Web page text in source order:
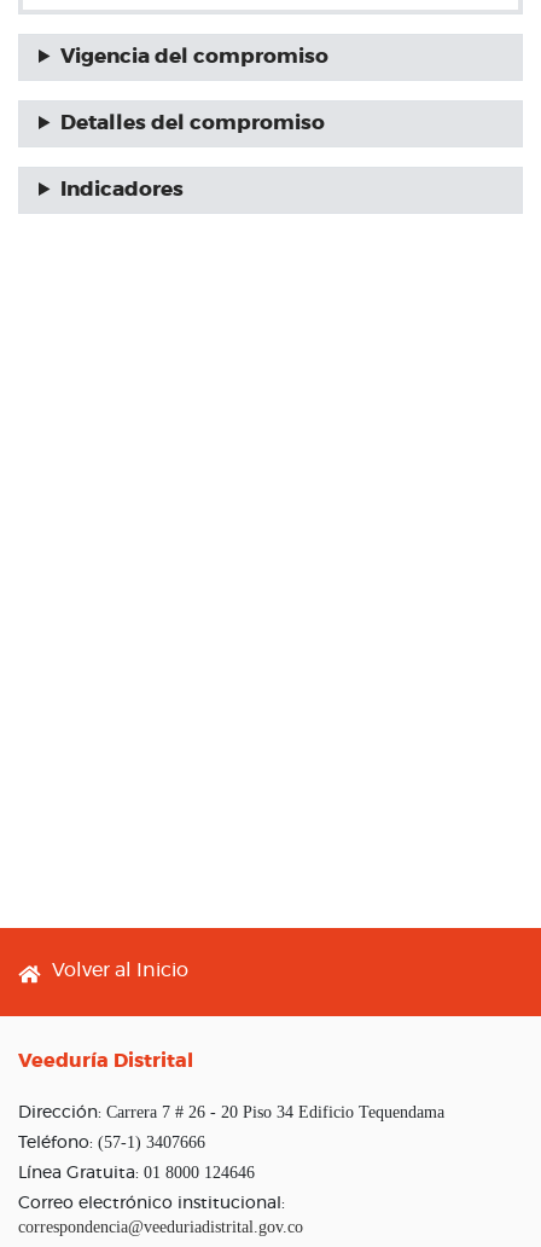
Vigencia del compromiso
Detalles del compromiso
Indicadores
Footer menu
Volver al Inicio
Veeduría Distrital
Dirección: Carrera 7 # 26 - 20 Piso 34 Edificio Tequendama
Teléfono: (57-1) 3407666
Línea Gratuita: 01 8000 124646
Correo electrónico institucional:
correspondencia@veeduriadistrital.gov.co